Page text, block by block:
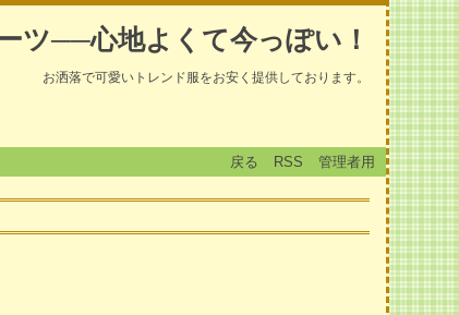
ツ──心地よくて今っぽい！
お洒落で可愛いトレンド服をお安く提供しております。
戻る RSS 管理者用